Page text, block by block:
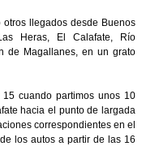
llegados desde Buenos
Heras, El Calafate, Río
de Magallanes, en un grato
cuando partimos unos 10
hacia el punto de largada
correspondientes en el
los autos a partir de las 16